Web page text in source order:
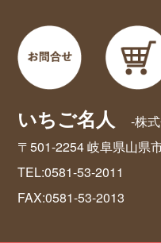
いちご名人
-株
〒501-2254 岐阜県山県
TEL:0581-53-2011
FAX:0581-53-2013